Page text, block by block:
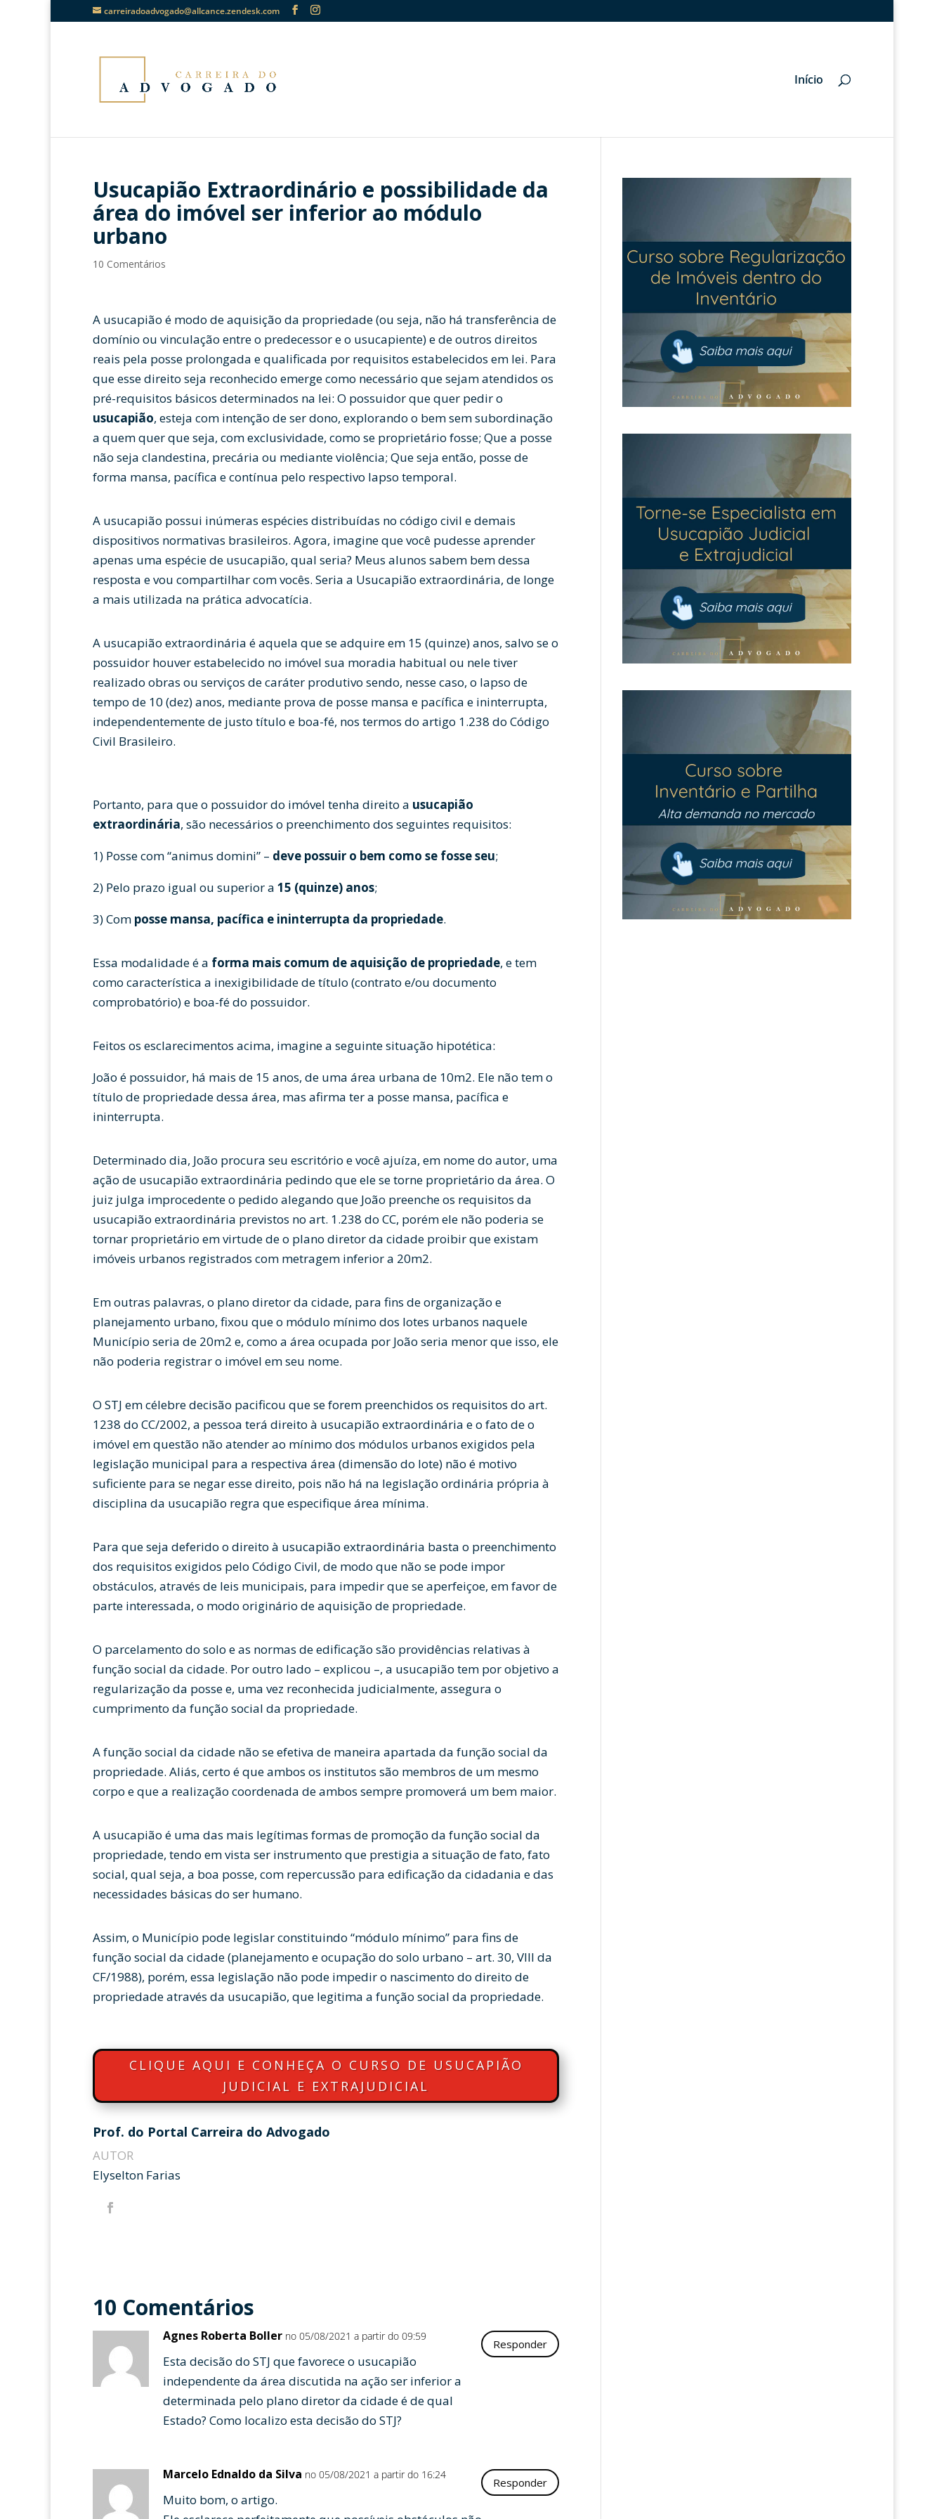
carreiradoadvogado@allcance.zendesk.com
Início
Usucapião Extraordinário e possibilidade da
área do imóvel ser inferior ao módulo
urbano
10 Comentários
A usucapião é modo de aquisição da propriedade (ou seja, não há transferência de
domínio ou vinculação entre o predecessor e o usucapiente) e de outros direitos
reais pela posse prolongada e qualificada por requisitos estabelecidos em lei. Para
que esse direito seja reconhecido emerge como necessário que sejam atendidos os
pré-requisitos básicos determinados na lei: O possuidor que quer pedir o
usucapião, esteja com intenção de ser dono, explorando o bem sem subordinação
a quem quer que seja, com exclusividade, como se proprietário fosse; Que a posse
não seja clandestina, precária ou mediante violência; Que seja então, posse de
forma mansa, pacífica e contínua pelo respectivo lapso temporal.
A usucapião possui inúmeras espécies distribuídas no código civil e demais
dispositivos normativas brasileiros. Agora, imagine que você pudesse aprender
apenas uma espécie de usucapião, qual seria? Meus alunos sabem bem dessa
resposta e vou compartilhar com vocês. Seria a Usucapião extraordinária, de longe
a mais utilizada na prática advocatícia.
A usucapião extraordinária é aquela que se adquire em 15 (quinze) anos, salvo se o
possuidor houver estabelecido no imóvel sua moradia habitual ou nele tiver
realizado obras ou serviços de caráter produtivo sendo, nesse caso, o lapso de
tempo de 10 (dez) anos, mediante prova de posse mansa e pacífica e ininterrupta,
independentemente de justo título e boa-fé, nos termos do artigo 1.238 do Código
Civil Brasileiro.
Portanto, para que o possuidor do imóvel tenha direito a usucapião
extraordinária, são necessários o preenchimento dos seguintes requisitos:
1) Posse com “animus domini” – deve possuir o bem como se fosse seu;
2) Pelo prazo igual ou superior a 15 (quinze) anos;
3) Com posse mansa, pacífica e ininterrupta da propriedade.
Essa modalidade é a forma mais comum de aquisição de propriedade, e tem
como característica a inexigibilidade de título (contrato e/ou documento
comprobatório) e boa-fé do possuidor.
Feitos os esclarecimentos acima, imagine a seguinte situação hipotética:
João é possuidor, há mais de 15 anos, de uma área urbana de 10m2. Ele não tem o
título de propriedade dessa área, mas afirma ter a posse mansa, pacífica e
ininterrupta.
Determinado dia, João procura seu escritório e você ajuíza, em nome do autor, uma
ação de usucapião extraordinária pedindo que ele se torne proprietário da área. O
juiz julga improcedente o pedido alegando que João preenche os requisitos da
usucapião extraordinária previstos no art. 1.238 do CC, porém ele não poderia se
tornar proprietário em virtude de o plano diretor da cidade proibir que existam
imóveis urbanos registrados com metragem inferior a 20m2.
Em outras palavras, o plano diretor da cidade, para fins de organização e
planejamento urbano, fixou que o módulo mínimo dos lotes urbanos naquele
Município seria de 20m2 e, como a área ocupada por João seria menor que isso, ele
não poderia registrar o imóvel em seu nome.
O STJ em célebre decisão pacificou que se forem preenchidos os requisitos do art.
1238 do CC/2002, a pessoa terá direito à usucapião extraordinária e o fato de o
imóvel em questão não atender ao mínimo dos módulos urbanos exigidos pela
legislação municipal para a respectiva área (dimensão do lote) não é motivo
suficiente para se negar esse direito, pois não há na legislação ordinária própria à
disciplina da usucapião regra que especifique área mínima.
Para que seja deferido o direito à usucapião extraordinária basta o preenchimento
dos requisitos exigidos pelo Código Civil, de modo que não se pode impor
obstáculos, através de leis municipais, para impedir que se aperfeiçoe, em favor de
parte interessada, o modo originário de aquisição de propriedade.
O parcelamento do solo e as normas de edificação são providências relativas à
função social da cidade. Por outro lado – explicou –, a usucapião tem por objetivo a
regularização da posse e, uma vez reconhecida judicialmente, assegura o
cumprimento da função social da propriedade.
A função social da cidade não se efetiva de maneira apartada da função social da
propriedade. Aliás, certo é que ambos os institutos são membros de um mesmo
corpo e que a realização coordenada de ambos sempre promoverá um bem maior.
A usucapião é uma das mais legítimas formas de promoção da função social da
propriedade, tendo em vista ser instrumento que prestigia a situação de fato, fato
social, qual seja, a boa posse, com repercussão para edificação da cidadania e das
necessidades básicas do ser humano.
Assim, o Município pode legislar constituindo “módulo mínimo” para fins de
função social da cidade (planejamento e ocupação do solo urbano – art. 30, VIII da
CF/1988), porém, essa legislação não pode impedir o nascimento do direito de
propriedade através da usucapião, que legitima a função social da propriedade.
CLIQUE AQUI E CONHEÇA O CURSO DE USUCAPIÃO
JUDICIAL E EXTRAJUDICIAL
Prof. do Portal Carreira do Advogado
AUTOR
Elyselton Farias
10 Comentários
Agnes Roberta Boller no 05/08/2021 a partir do 09:59
Esta decisão do STJ que favorece o usucapião
independente da área discutida na ação ser inferior a
determinada pelo plano diretor da cidade é de qual
Estado? Como localizo esta decisão do STJ?
Responder
Marcelo Ednaldo da Silva no 05/08/2021 a partir do 16:24
Muito bom, o artigo.
Responder